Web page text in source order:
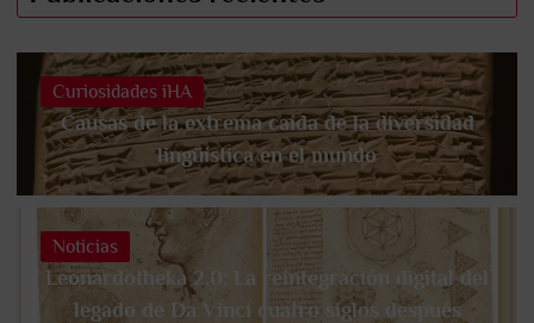
Curiosidades iHA
Causas de la extrema caída de la diversidad
lingüística en el mundo
Noticias
Leonardotheka 2.0: La reintegración digital del
legado de Da Vinci cuatro siglos después